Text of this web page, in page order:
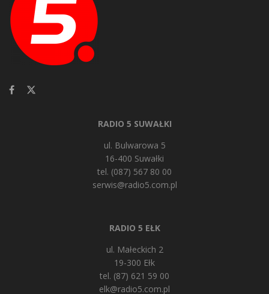
RADIO 5 SUWAŁKI
ul. Bulwarowa 5
16-400 Suwałki
tel. (087) 567 80 00
serwis@radio5.com.pl
RADIO 5 EŁK
ul. Małeckich 2
19-300 Ełk
tel. (87) 621 59 00
elk@radio5.com.pl